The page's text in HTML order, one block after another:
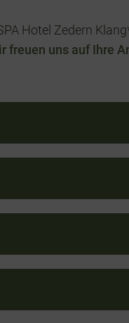
Hotel Zedern
freuen uns auf Ihre